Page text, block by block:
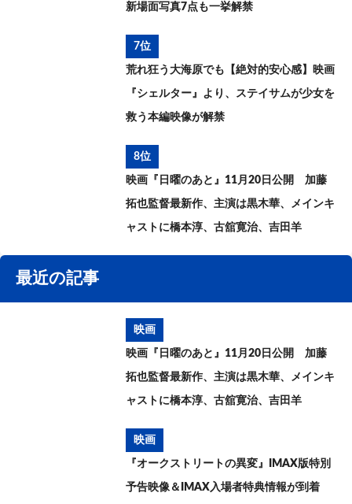
新場面写真7点も一挙解禁
7位
荒れ狂う大海原でも【絶対的安心感】映画
『シェルター』より、ステイサムが少女を
救う本編映像が解禁
8位
映画『日曜のあと』11月20日公開 加藤
拓也監督最新作、主演は黒木華、メインキ
ャストに橋本淳、古舘寛治、吉田羊
最近の記事
映画
映画『日曜のあと』11月20日公開 加藤
拓也監督最新作、主演は黒木華、メインキ
ャストに橋本淳、古舘寛治、吉田羊
映画
『オークストリートの異変』IMAX版特別
予告映像＆IMAX入場者特典情報が到着